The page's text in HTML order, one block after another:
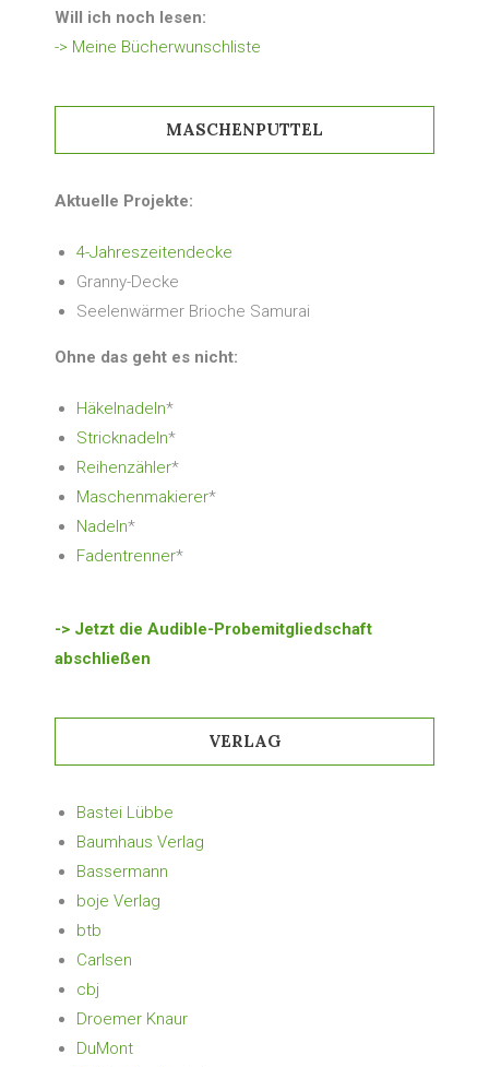
Will ich noch lesen:
-> Meine Bücherwunschliste
MASCHENPUTTEL
Aktuelle Projekte:
4-Jahreszeitendecke
Granny-Decke
Seelenwärmer Brioche Samurai
Ohne das geht es nicht:
Häkelnadeln*
Stricknadeln*
Reihenzähler*
Maschenmakierer*
Nadeln*
Fadentrenner*
-> Jetzt die Audible-Probemitgliedschaft
abschließen
VERLAG
Bastei Lübbe
Baumhaus Verlag
Bassermann
boje Verlag
btb
Carlsen
cbj
Droemer Knaur
DuMont